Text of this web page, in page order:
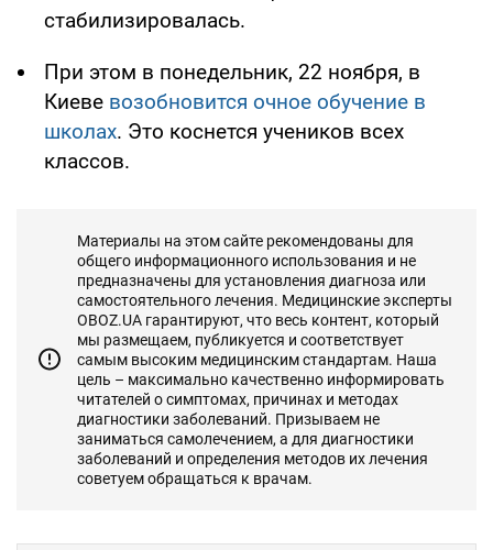
стабилизировалась.
При этом в понедельник, 22 ноября, в
Киеве возобновится очное обучение в
школах. Это коснется учеников всех
классов.
Материалы на этом сайте рекомендованы для
общего информационного использования и не
предназначены для установления диагноза или
самостоятельного лечения. Медицинские эксперты
OBOZ.UA гарантируют, что весь контент, который
мы размещаем, публикуется и соответствует
самым высоким медицинским стандартам. Наша
цель – максимально качественно информировать
читателей о симптомах, причинах и методах
диагностики заболеваний. Призываем не
заниматься самолечением, а для диагностики
заболеваний и определения методов их лечения
советуем обращаться к врачам.